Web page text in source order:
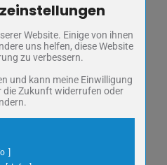
Cookies / Drittanbieter:
Cookie
dieser Website
fe_typo_user
dieser Website
Website. Einige von ihnen
uns helfen, diese Website
zu verbessern.
und kann meine Einwilligung
die Zukunft widerrufen oder